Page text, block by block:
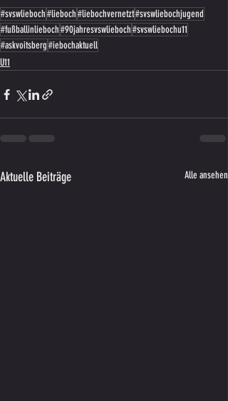
#svswlieboch#lieboch#liebochvernetzt#svswliebochjugend
#fußballinlieboch#90jahresvswlieboch#svswliebochu11
#askvoitsberg#iebochaktuell
U11
Aktuelle Beiträge Alle ansehen